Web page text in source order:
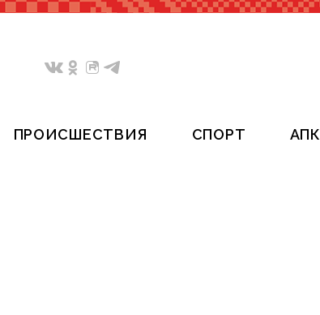
ПРОИСШЕСТВИЯ СПОРТ АПК